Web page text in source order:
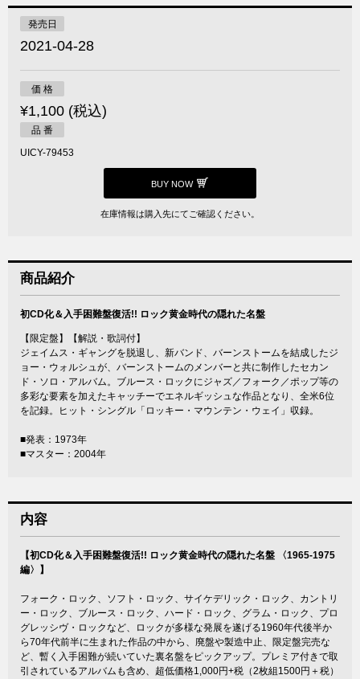
発売日
2021-04-28
価 格
¥1,100 (税込)
品 番
UICY-79453
BUY NOW
在庫情報は購入先にてご確認ください。
商品紹介
初CD化＆入手困難盤復活!! ロック黄金時代の隠れた名盤
【限定盤】【解説・歌詞付】
ジェイムス・ギャングを脱退し、新バンド、バーンストームを結成したジ
ョー・ウォルシュが、バーンストームのメンバーと共に制作したセカン
ド・ソロ・アルバム。ブルース・ロックにジャズ／フォーク／ポップ等の
多彩な要素を加えたキャッチーでエネルギッシュな作品となり、全米6位
を記録。ヒット・シングル「ロッキー・マウンテン・ウェイ」収録。
■発表：1973年
■マスター：2004年
内容
【初CD化＆入手困難盤復活!! ロック黄金時代の隠れた名盤 〈1965-1975
編〉】
フォーク・ロック、ソフト・ロック、サイケデリック・ロック、カントリ
ー・ロック、ブルース・ロック、ハード・ロック、グラム・ロック、プロ
グレッシヴ・ロックなど、ロックが多様な発展を遂げる1960年代後半か
ら70年代前半に生まれた作品の中から、廃盤や製造中止、限定盤完売な
ど、暫く入手困難が続いていた裏名盤をピックアップ。プレミア付きで取
引されているアルバムも含め、超低価格1,000円+税（2枚組1500円＋税）